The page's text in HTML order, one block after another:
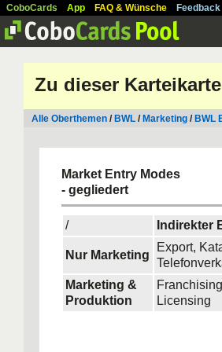
CoboCards App FAQ & Wünsche Feedback
Zu dieser
Alle Oberthemen / BWL / Marketing / BWL
Market Entry Modes
- gegliedert
/ Indirekter
Nur Marketing
Export,
Marketing &
Produktion
Licensing